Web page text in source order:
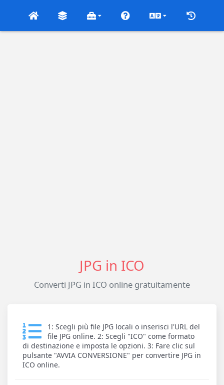
JPG in ICO
Converti JPG in ICO online gratuitamente
1: Scegli più file JPG locali o inserisci l'URL del
file JPG online. 2: Scegli "ICO" come formato
di destinazione e imposta le opzioni. 3: Fare clic sul
pulsante "AVVIA CONVERSIONE" per convertire JPG in
ICO online.